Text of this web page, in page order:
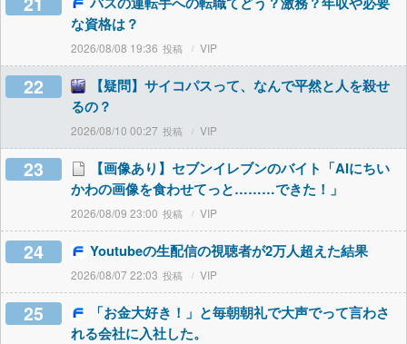
な資格は？
2026/08/08 19:36 VIP
22
【疑問】サイコパスって、なんで平然と人を殺せ
るの？
2026/08/10 00:27 VIP
23
【画像あり】セブンイレブンのバイト「AIにちい
かわの画像を食わせてっと………できた！」
2026/08/09 23:00 VIP
24 Youtubeの生配信の視聴者が2万人超えた結果
2026/08/07 22:03 VIP
25
「お金大好き！」と毎朝朝礼で大声でって言わさ
れる会社に入社した。